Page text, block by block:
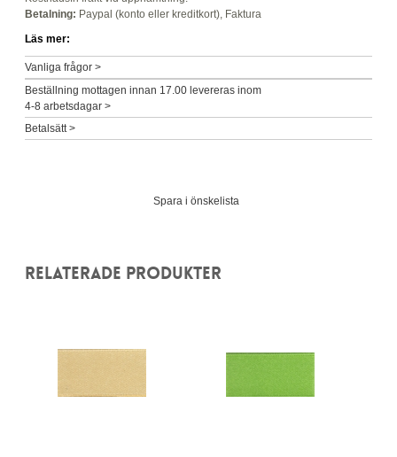
Betalning: Paypal (konto eller kreditkort), Faktura
Läs mer:
Vanliga frågor >
Beställning mottagen innan 17.00 levereras inom
4-8 arbetsdagar >
Betalsätt >
Spara i önskelista
RELATERADE PRODUKTER